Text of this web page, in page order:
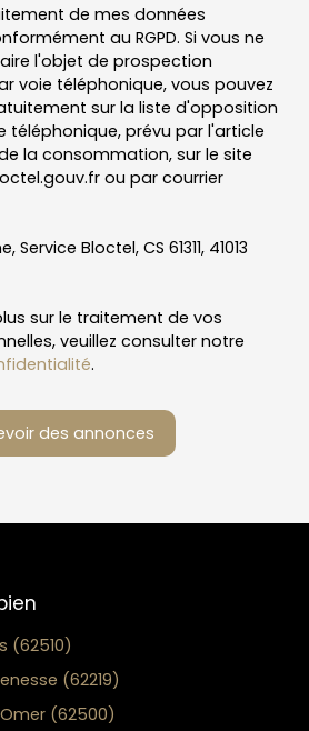
de mes données
au RGPD. Si vous ne
l'objet de prospection
voie téléphonique, vous pouvez
sur la liste d'opposition
téléphonique, prévu par l'article
la consommation, sur le site
ou par courrier
Service Bloctel, CS 61311, 41013
sur le traitement de vos
veuillez consulter notre
.
des annonces
(62510)
(62219)
(62500)